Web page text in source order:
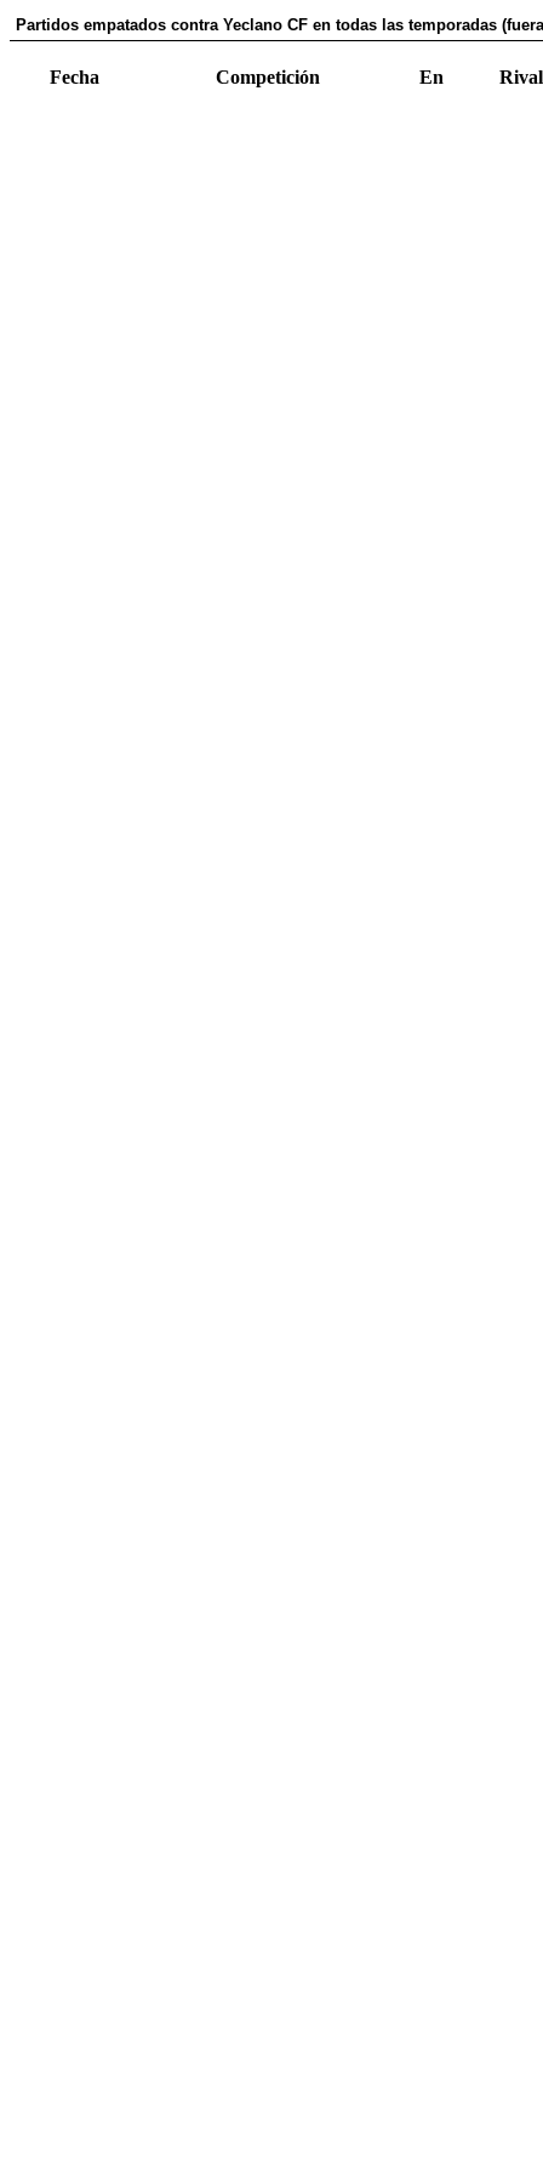
Partidos empatados contra Yeclano CF en todas las temporadas
Fecha Competición En Rival